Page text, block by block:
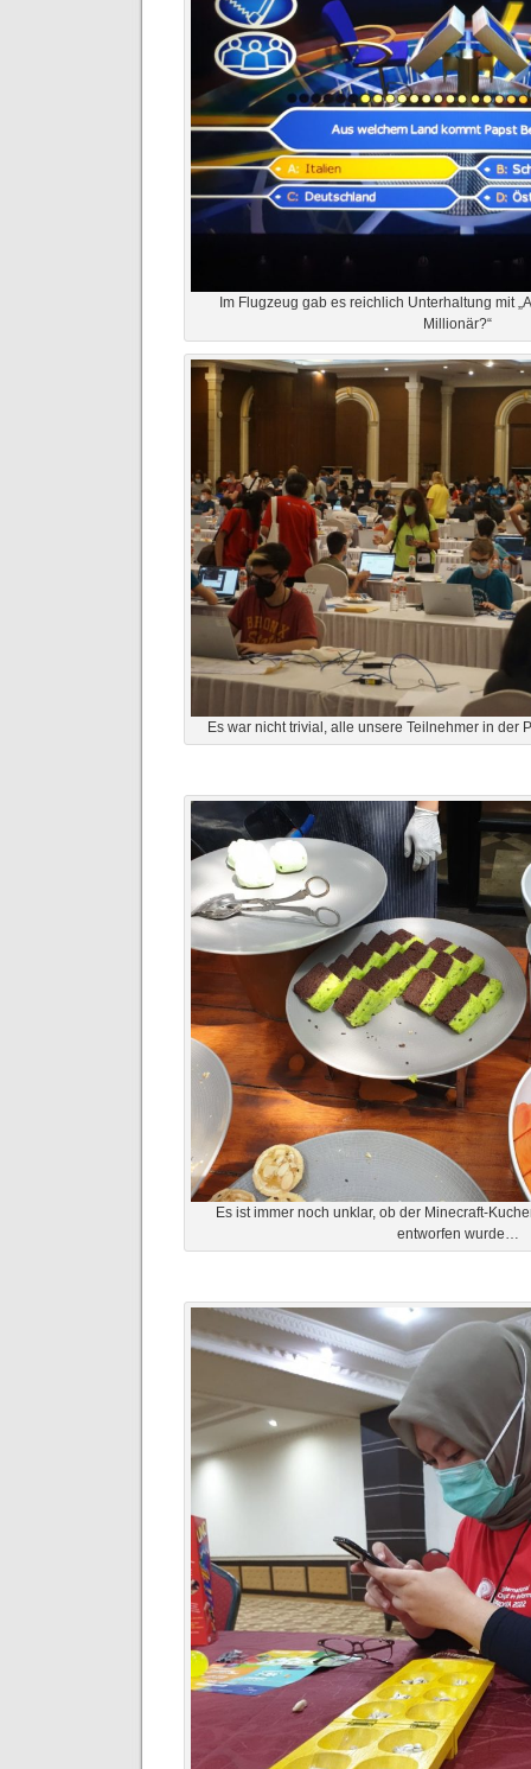
Im Flugzeug gab es reichlich Unterhaltung mit
Millionär?“
Es war nicht trivial, alle unsere Teilnehmer in der
Es ist immer noch unklar, ob der Minecraft-
entworfen wurde…